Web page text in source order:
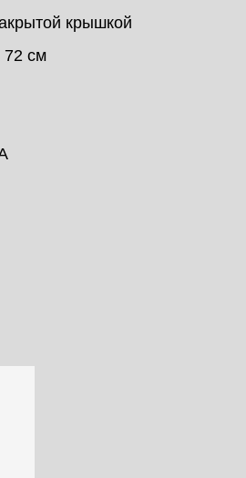
крышкой
72 см